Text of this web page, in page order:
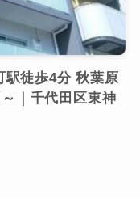
駅徒歩4分 秋葉原
｜千代田区東神